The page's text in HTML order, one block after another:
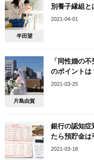
半田望
別養子縁組と
いワケ
2021-04-01
片島由賀
「同性婚の
のポイントは
となるのか？
2021-03-25
銀行の認知
たら預貯金は
ばいい？
2021-03-18